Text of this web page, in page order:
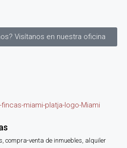
Visítanos en nuestra oficina
compra-venta de inmuebles, alquiler